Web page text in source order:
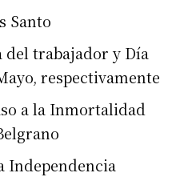
Santo
del trabajador y Día
respectivamente
a la Inmortalidad
Independencia